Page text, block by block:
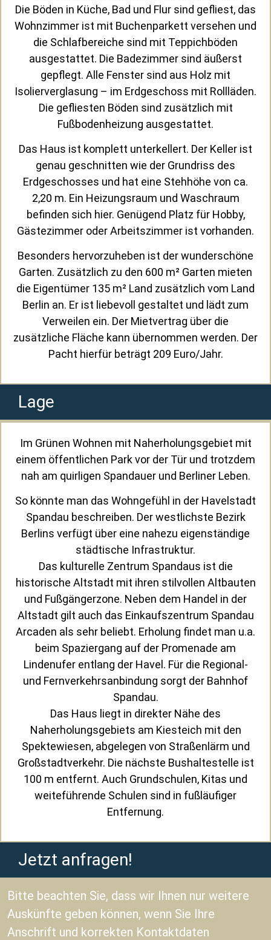
Die Böden in Küche, Bad und Flur sind gefliest, das
Wohnzimmer ist mit Buchenparkett versehen und
die Schlafbereiche sind mit Teppichböden
ausgestattet. Die Badezimmer sind äußerst
gepflegt. Alle Fenster sind aus Holz mit
Isolierverglasung – im Erdgeschoss mit Rollläden.
Die gefliesten Böden sind zusätzlich mit
Fußbodenheizung ausgestattet.
Das Haus ist komplett unterkellert. Der Keller ist
genau geschnitten wie der Grundriss des
Erdgeschosses und hat eine Stehhöhe von ca.
2,20 m. Ein Heizungsraum und Waschraum
befinden sich hier. Genügend Platz für Hobby,
Gästezimmer oder Arbeitszimmer ist vorhanden.
Besonders hervorzuheben ist der wunderschöne
Garten. Zusätzlich zu den 600 m² Garten mieten
die Eigentümer 135 m² Land zusätzlich vom Land
Berlin an. Er ist liebevoll gestaltet und lädt zum
Verweilen ein. Der Mietvertrag über die
zusätzliche Fläche kann übernommen werden. Der
Pacht hierfür beträgt 209 Euro/Jahr.
Lage
Im Grünen Wohnen mit Naherholungsgebiet mit
einem öffentlichen Park vor der Tür und trotzdem
nah am quirligen Spandauer und Berliner Leben.
So könnte man das Wohngefühl in der Havelstadt
Spandau beschreiben. Der westlichste Bezirk
Berlins verfügt über eine nahezu eigenständige
städtische Infrastruktur.
Das kulturelle Zentrum Spandaus ist die
historische Altstadt mit ihren stilvollen Altbauten
und Fußgängerzone. Neben dem Handel in der
Altstadt gilt auch das Einkaufszentrum Spandau
Arcaden als sehr beliebt. Erholung findet man u.a.
beim Spaziergang auf der Promenade am
Lindenufer entlang der Havel. Für die Regional-
und Fernverkehrsanbindung sorgt der Bahnhof
Spandau.
Das Haus liegt in direkter Nähe des
Naherholungsgebiets am Kiesteich mit den
Spektewiesen, abgelegen von Straßenlärm und
Großstadtverkehr. Die nächste Bushaltestelle ist
100 m entfernt. Auch Grundschulen, Kitas und
weiteführende Schulen sind in fußläufiger
Entfernung.
Jetzt anfragen!
Bitte beachten Sie, dass wir Ihnen nur weitere
Auskünfte geben können, wenn Sie Ihre
Anschrift und korrekten Kontaktdaten